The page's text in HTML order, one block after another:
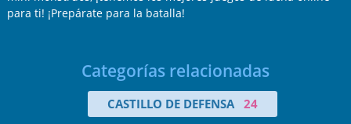
para ti! ¡Prepárate para la batalla!
Categorías relacionadas
CASTILLO DE DEFENSA 24